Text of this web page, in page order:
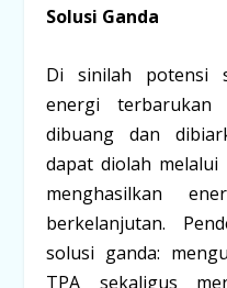
Solusi Ganda
Di sinilah potensi
energi terbarukan
dibuang dan
dapat diolah
menghasilkan
berkelanjutan.
solusi ganda:
TPA sekaligus